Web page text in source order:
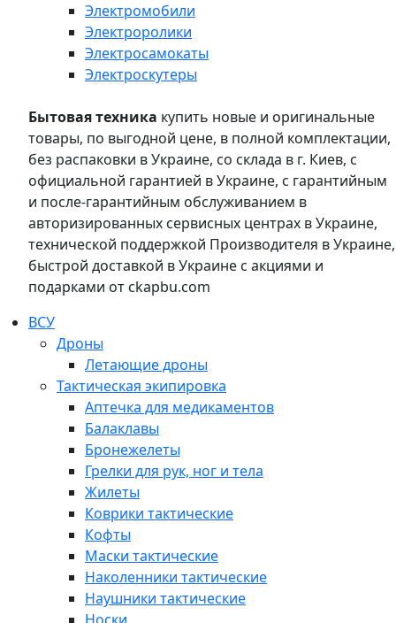
Электромобили
Электроролики
Электросамокаты
Электроскутеры
Бытовая техника купить новые и оригинальные
товары, по выгодной цене, в полной комплектации,
без распаковки в Украине, со склада в г. Киев, с
официальной гарантией в Украине, с гарантийным
и после-гарантийным обслуживанием в
авторизированных сервисных центрах в Украине,
технической поддержкой Производителя в Украине,
быстрой доставкой в Украине с акциями и
подарками от ckapbu.com
ВСУ
Дроны
Летающие дроны
Тактическая экипировка
Аптечка для медикаментов
Балаклавы
Бронежелеты
Грелки для рук, ног и тела
Жилеты
Коврики тактические
Кофты
Маски тактические
Наколенники тактические
Наушники тактические